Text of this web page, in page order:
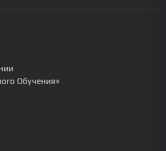
Обучения»